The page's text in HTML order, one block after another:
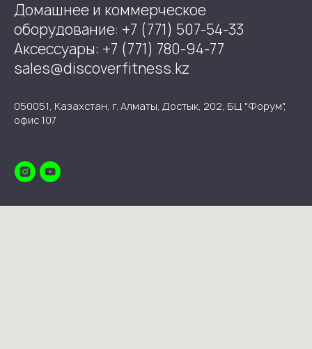
Домашнее и коммерческое
оборудование: +7 (771) 507-54-33
Аксессуары: +7 (771) 780-94-77
sales@discoverfitness.kz
050051, Казахстан, г. Алматы, Достык, 202, БЦ "Форум",
офис 107